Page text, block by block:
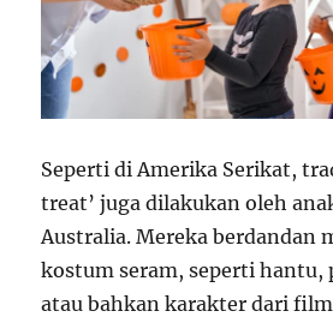
Seperti di Amerika Serikat,
treat’ juga dilakukan oleh
Australia. Mereka berdandan
kostum seram, seperti hantu,
atau bahkan karakter dari